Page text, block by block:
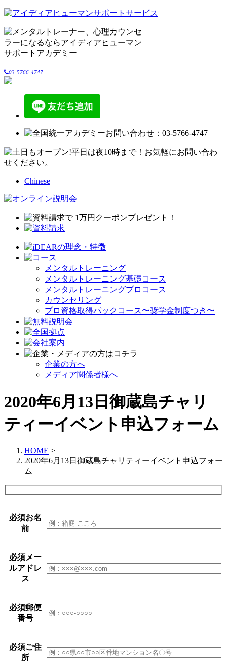
03-5766-4747
Chinese
メンタルトレーニング
メンタルトレーニング基礎コース
メンタルトレーニングプロコース
カウンセリング
プロ資格取得パックコース〜奨学金制度つき〜
企業の方へ
メディア関係者様へ
2020年6月13日御蔵島チャリ
ティーイベント申込フォーム
HOME >
2020年6月13日御蔵島チャリティーイベント申込フォー
ム
必須お名
前
必須メー
ルアドレ
ス
必須郵便
番号
必須ご住
所